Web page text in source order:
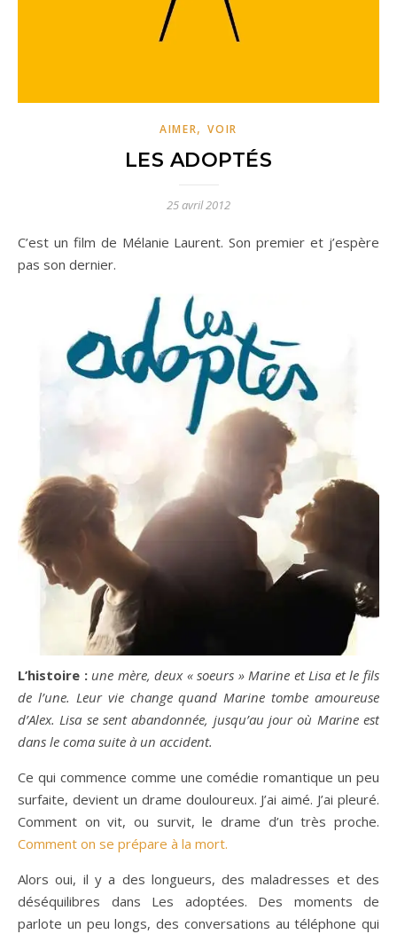
AIMER,VOIR
LES ADOPTÉS
25 avril 2012
C’est un film de Mélanie Laurent. Son premier et j’espère
pas son dernier.
L’histoire : une mère, deux « soeurs » Marine et Lisa et le fils
de l’une. Leur vie change quand Marine tombe amoureuse
d’Alex. Lisa se sent abandonnée, jusqu’au jour où Marine est
dans le coma suite à un accident.
Ce qui commence comme une comédie romantique un peu
surfaite, devient un drame douloureux. J’ai aimé. J’ai pleuré.
Comment on vit, ou survit, le drame d’un très proche.
Comment on se prépare à la mort.
Alors oui, il y a des longueurs, des maladresses et des
déséquilibres dans Les adoptées. Des moments de
parlote un peu longs, des conversations au téléphone qui